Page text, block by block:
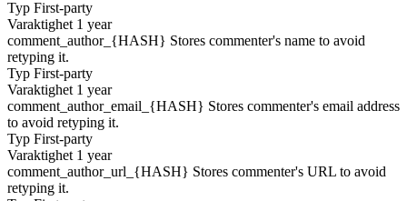
Typ First-party
Varaktighet 1 year
comment_author_{HASH} Stores commenter's name to avoid
retyping it.
Typ First-party
Varaktighet 1 year
comment_author_email_{HASH} Stores commenter's email address
to avoid retyping it.
Typ First-party
Varaktighet 1 year
comment_author_url_{HASH} Stores commenter's URL to avoid
retyping it.